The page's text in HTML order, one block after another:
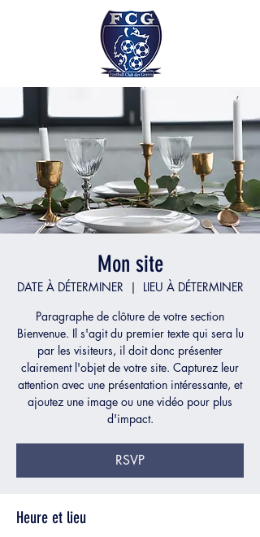
Mon site
DATE À DÉTERMINER
  |
LIEU À DÉTERMINER
Paragraphe de clôture de votre section
Bienvenue. Il s'agit du premier texte qui sera lu
par les visiteurs, il doit donc présenter
clairement l'objet de votre site. Capturez leur
attention avec une présentation intéressante, et
ajoutez une image ou une vidéo pour plus
d'impact.
RSVP
Heure et lieu